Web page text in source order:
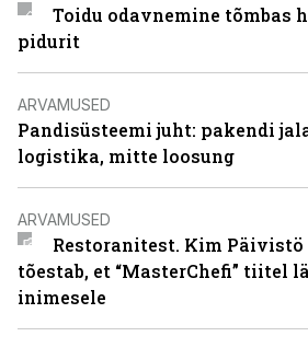
Toidu odavnemine tõmbas
pidurit
ARVAMUSED
Pandisüsteemi juht: pakendi
logistika, mitte loosung
ARVAMUSED
Restoranitest. Kim
tõestab, et “MasterChefi” tiitel
inimesele